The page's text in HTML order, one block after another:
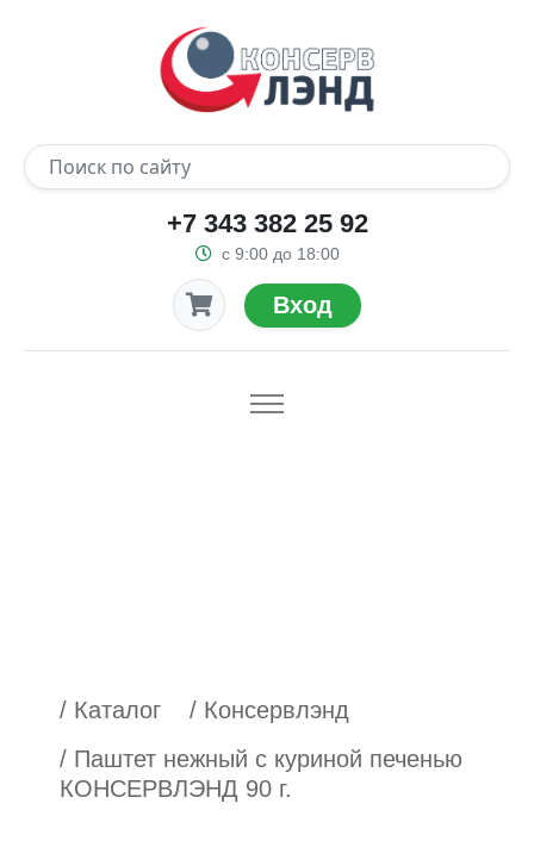
+7 343 382 25 92
с 9:00 до 18:00
Вход
/ Каталог
/ Консервлэнд
/ Паштет нежный с куриной печенью
КОНСЕРВЛЭНД 90 г.